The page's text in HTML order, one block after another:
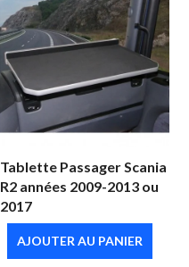
Tablette Passager Scania
R2 années 2009-2013 ou
2017
AJOUTER AU PANIER